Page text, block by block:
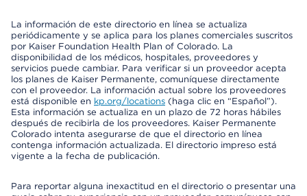
La información de este directorio en línea se actualiza
periódicamente y se aplica para los planes comerciales suscritos
por Kaiser Foundation Health Plan of Colorado. La
disponibilidad de los médicos, hospitales, proveedores y
servicios puede cambiar. Para verificar si un proveedor acepta
los planes de Kaiser Permanente, comuníquese directamente
con el proveedor. La información actual sobre los proveedores
está disponible en kp.org/locations (haga clic en “Español”).
Esta información se actualiza en un plazo de 72 horas hábiles
después de recibirla de los proveedores. Kaiser Permanente
Colorado intenta asegurarse de que el directorio en línea
contenga información actualizada. El directorio impreso está
vigente a la fecha de publicación.
Para reportar alguna inexactitud en el directorio o presentar una